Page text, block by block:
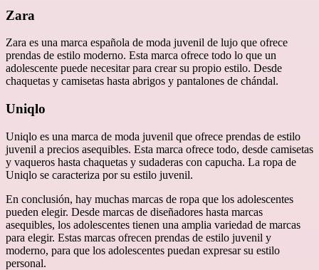
Zara
Zara es una marca española de moda juvenil de lujo que ofrece
prendas de estilo moderno. Esta marca ofrece todo lo que un
adolescente puede necesitar para crear su propio estilo. Desde
chaquetas y camisetas hasta abrigos y pantalones de chándal.
Uniqlo
Uniqlo es una marca de moda juvenil que ofrece prendas de estilo
juvenil a precios asequibles. Esta marca ofrece todo, desde camisetas
y vaqueros hasta chaquetas y sudaderas con capucha. La ropa de
Uniqlo se caracteriza por su estilo juvenil.
En conclusión, hay muchas marcas de ropa que los adolescentes
pueden elegir. Desde marcas de diseñadores hasta marcas
asequibles, los adolescentes tienen una amplia variedad de marcas
para elegir. Estas marcas ofrecen prendas de estilo juvenil y
moderno, para que los adolescentes puedan expresar su estilo
personal.